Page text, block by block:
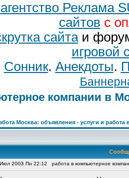
Реклама
сайтов с
сайтаи
игровой
Сонник. Анекдоты.
компании в
Москва: объявления - услуги и работа
2003 Пн 22:12 работа в компьютерное